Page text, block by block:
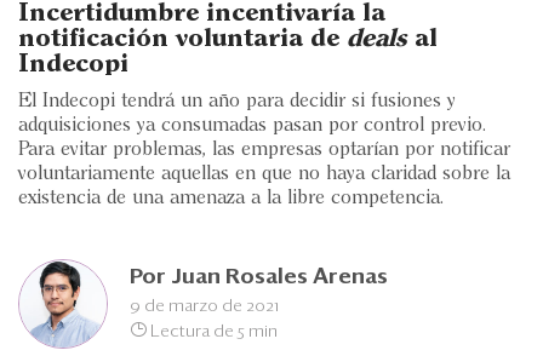
Legal y Política
Eventos
Blogs
Ranking CEO
Incertidumbre incentivaría la
notificación voluntaria de deals al
Indecopi
El Indecopi tendrá un año para decidir si fusiones y
adquisiciones ya consumadas pasan por control previo.
Para evitar problemas, las empresas optarían por notificar
voluntariamente aquellas en que no haya claridad sobre la
existencia de una amenaza a la libre competencia.
Por Juan Rosales Arenas
9 de marzo de 2021
Lectura de 5 min